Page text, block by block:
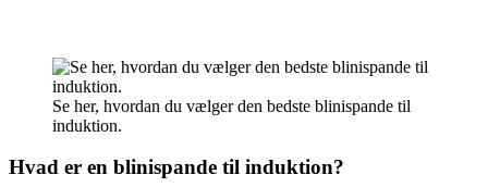
Se her, hvordan du vælger den bedste blinispande til
induktion.
Hvad er en blinispande til induktion?